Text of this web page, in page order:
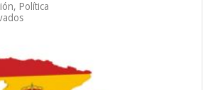
, Política
en